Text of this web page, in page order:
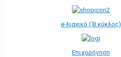
e-λιανικό (΄Β κύκλος)
Επιχορήγηση